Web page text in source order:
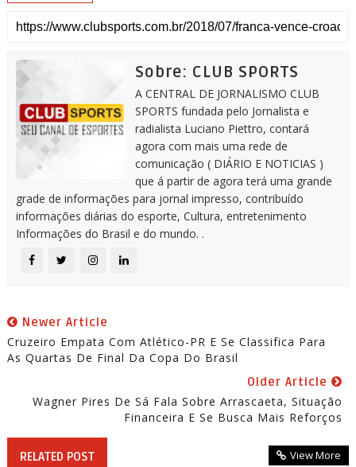
Sobre: CLUB SPORTS
A CENTRAL DE JORNALISMO CLUB
SPORTS fundada pelo Jornalista e
radialista Luciano Piettro, contará
agora com mais uma rede de
comunicação ( DIÁRIO E NOTICIAS )
que á partir de agora terá uma grande
grade de informações para jornal impresso, contribuído
informações diárias do esporte, Cultura, entretenimento
Informações do Brasil e do mundo. .
Newer Article
Cruzeiro Empata Com Atlético-PR E Se Classifica Para
As Quartas De Final Da Copa Do Brasil
Older Article
Wagner Pires De Sá Fala Sobre Arrascaeta, Situação
Financeira E Se Busca Mais Reforços
RELATED POST View More